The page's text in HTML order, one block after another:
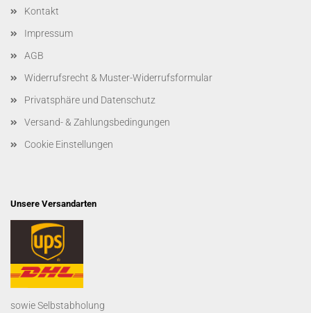
Kontakt
Impressum
AGB
Widerrufsrecht & Muster-Widerrufsformular
Privatsphäre und Datenschutz
Versand- & Zahlungsbedingungen
Cookie Einstellungen
Unsere Versandarten
sowie Selbstabholung